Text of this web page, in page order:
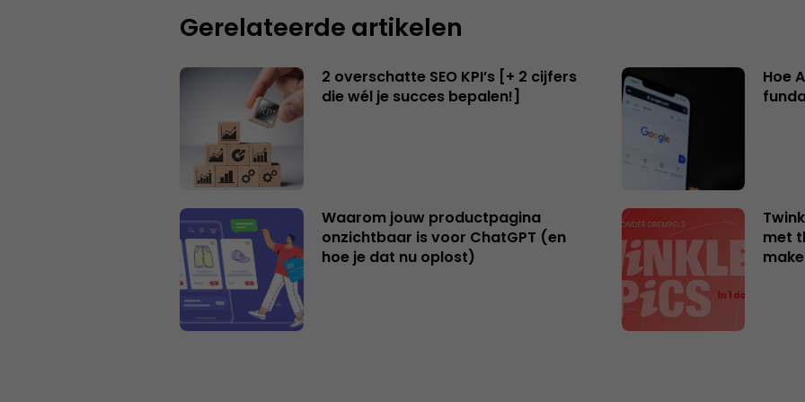
Gerelateerde artikelen
2 overschatte SEO KPI’s [+ 2 cijfers
die wél je succes bepalen!]
Hoe
Waarom jouw productpagina
onzichtbaar is voor ChatGPT (en
hoe je dat nu oplost)
met